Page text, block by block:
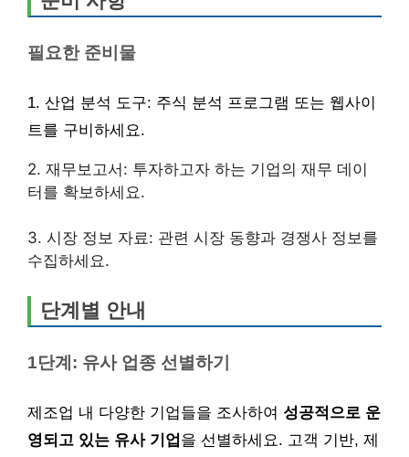
필요한 준비물
1. 산업 분석 도구: 주식 분석 프로그램 또는 웹사이
트를 구비하세요.
2. 재무보고서: 투자하고자 하는 기업의 재무 데이
터를 확보하세요.
3. 시장 정보 자료: 관련 시장 동향과 경쟁사 정보를
수집하세요.
단계별 안내
1단계: 유사 업종 선별하기
제조업 내 다양한 기업들을 조사하여 성공적으로 운
영되고 있는 유사 기업 을 선별하세요. 고객 기반, 제